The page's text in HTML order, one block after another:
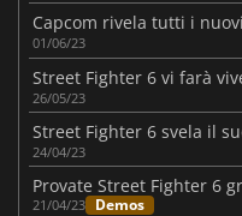
Capcom rivela tutti i
01/06/23
Street Fighter 6 vi farà
26/05/23
24/04/23
Provate Street Fighter 6
21/04/23 Demos